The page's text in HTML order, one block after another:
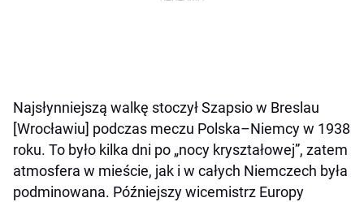
Najsłynniejszą walkę stoczył Szapsio w Breslau
[Wrocławiu] podczas meczu Polska–Niemcy w 1938
roku. To było kilka dni po „nocy kryształowej”, zatem
atmosfera w mieście, jak i w całych Niemczech była
podminowana. Późniejszy wicemistrz Europy